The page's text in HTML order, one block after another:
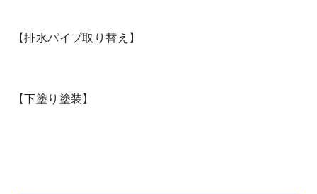
【排水パイプ取り替え】
【下塗り塗装】